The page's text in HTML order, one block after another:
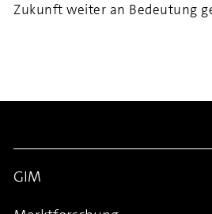
Zukunft weiter an Bedeutung
GIM